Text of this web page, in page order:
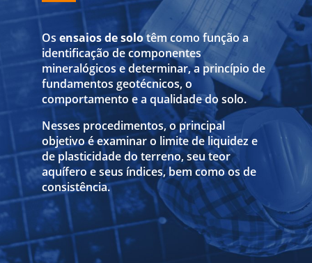
Os ensaios de solotêm como função a
identificação de componentes
mineralógicos e determinar, a princípio de
fundamentos geotécnicos, o
comportamento e a qualidade do solo.
Nesses procedimentos, o principal
objetivo é examinar o limite de liquidez e
de plasticidade do terreno, seu teor
aquífero e seus índices, bem como os de
consistência.